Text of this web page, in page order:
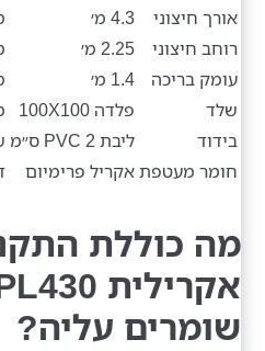
אורך חיצוני
4.3 מ׳
רוחב חיצוני
2.25 מ׳
עומק בריכה
1.4 מ׳
שלד
פלדה 100X100
בידוד
ליבת PVC 2 ס״מ
חומר מעטפתאקריל פרימיום
מה כוללת
שומרים עליה?